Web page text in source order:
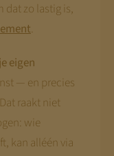
dat zo lastig is,
.
eigen
— en precies
raakt niet
wie
kan alléén via